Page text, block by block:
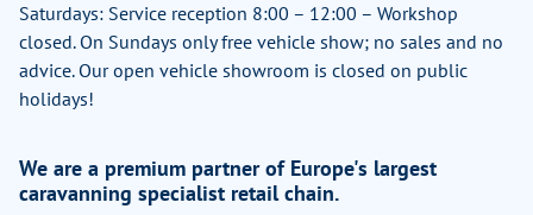
Saturdays: Service reception 8:00 – 12:00 – Workshop
closed. On Sundays only free vehicle show; no sales and no
advice. Our open vehicle showroom is closed on public
holidays!
We are a premium partner of Europe's largest
caravanning specialist retail chain.